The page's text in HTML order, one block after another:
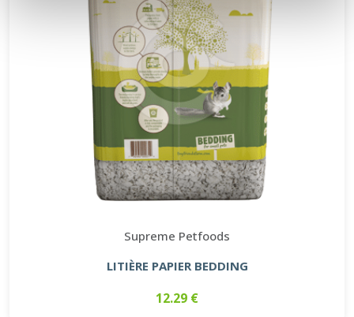
Supreme Petfoods
LITIÈRE PAPIER BEDDING
12.29 €